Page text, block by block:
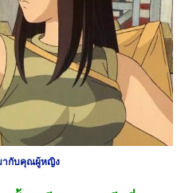
ากับคุณผู้หญิง